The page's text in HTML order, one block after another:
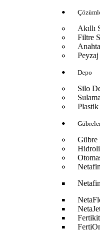
Akıllı
Filtre
Peyzaj
Depo
Silo
Gübre